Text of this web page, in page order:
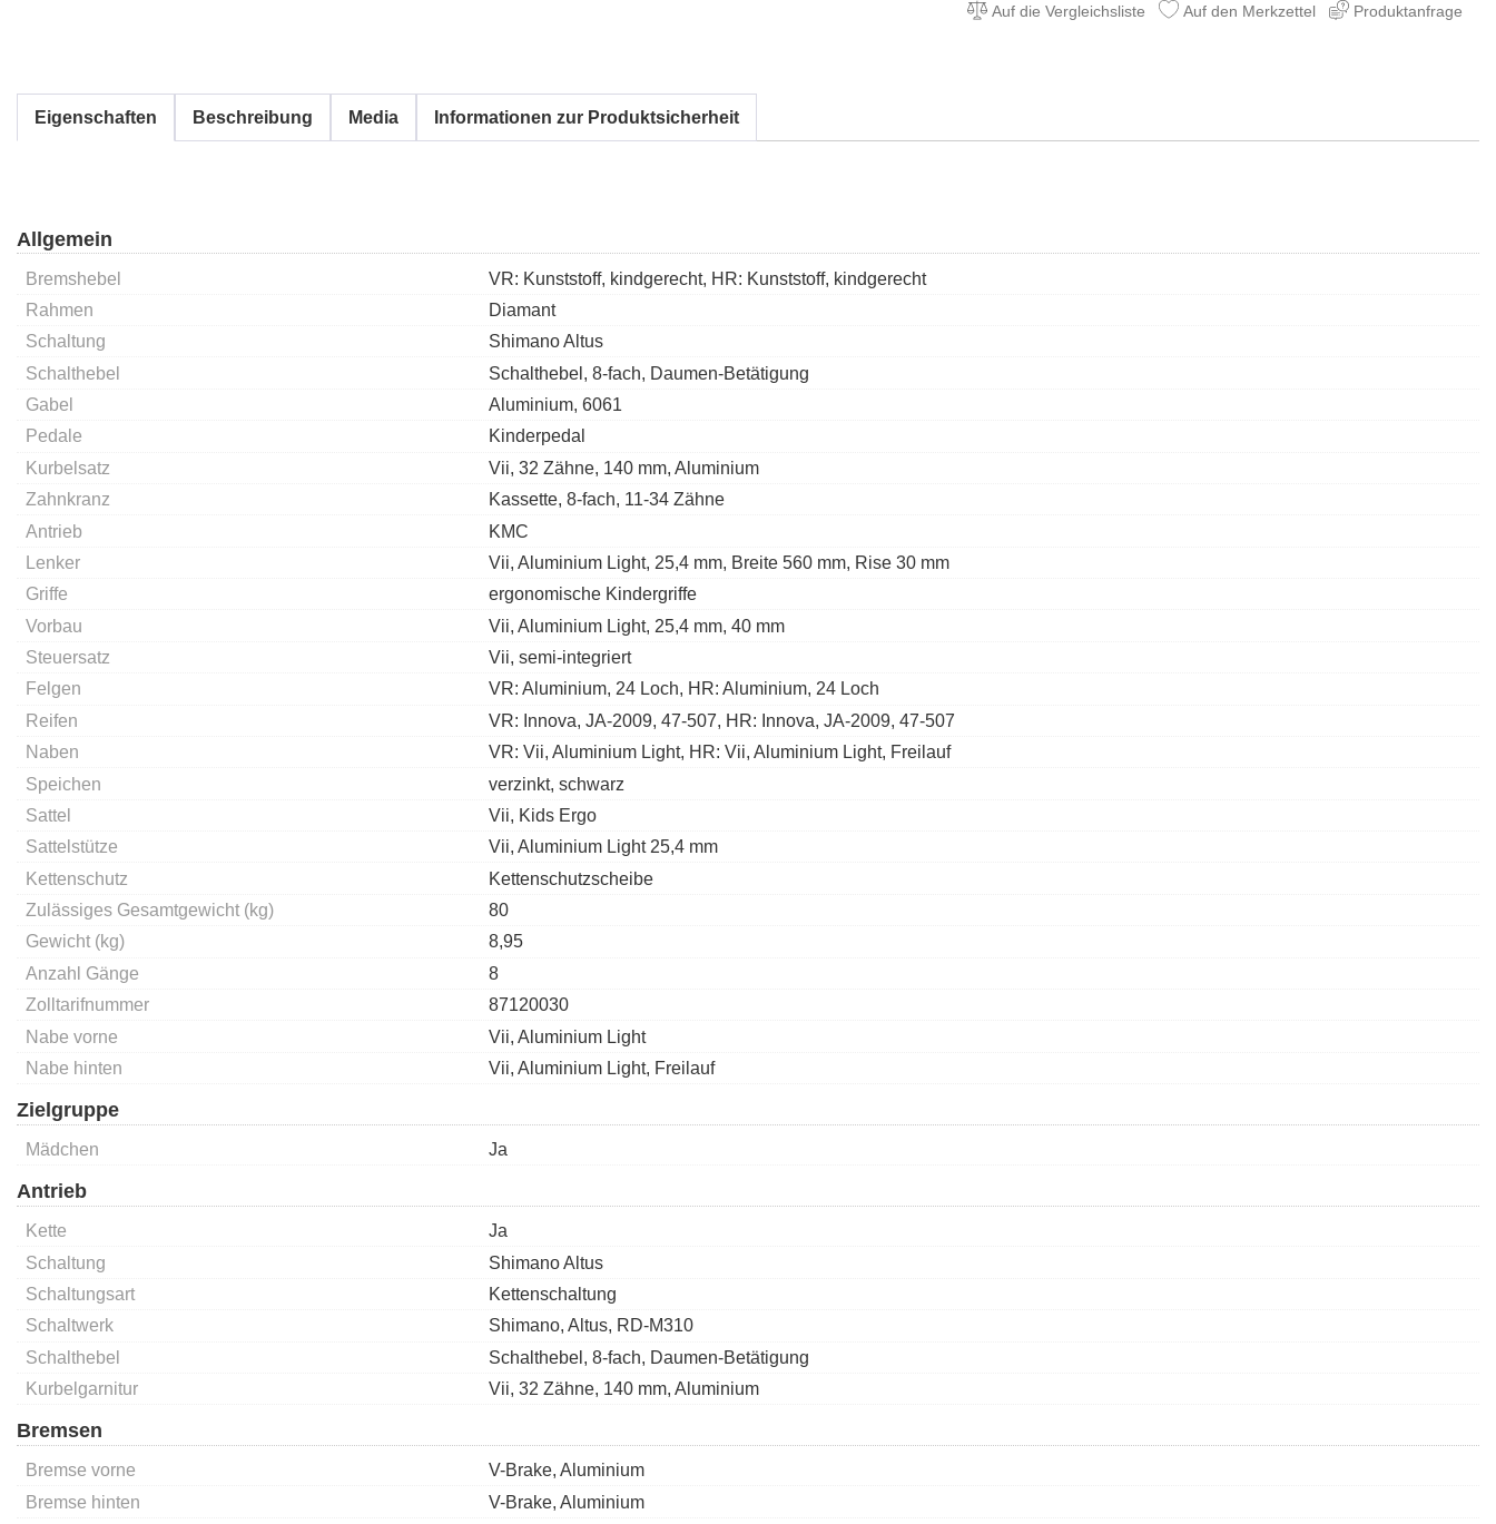
Auf die Vergleichsliste Auf den Merkzettel Produktanfrage
Eigenschaften Beschreibung Media Informationen zur Produktsicherheit
Allgemein
Bremshebel
VR: Kunststoff, kindgerecht, HR: Kunststoff, kindgerecht
Rahmen
Diamant
Schaltung
Shimano Altus
Schalthebel
Schalthebel, 8-fach, Daumen-Betätigung
Gabel
Aluminium, 6061
Pedale
Kinderpedal
Kurbelsatz
Vii, 32 Zähne, 140 mm, Aluminium
Zahnkranz
Kassette, 8-fach, 11-34 Zähne
Antrieb
KMC
Lenker
Vii, Aluminium Light, 25,4 mm, Breite 560 mm, Rise 30 mm
Griffe
ergonomische Kindergriffe
Vorbau
Vii, Aluminium Light, 25,4 mm, 40 mm
Steuersatz
Vii, semi-integriert
Felgen
VR: Aluminium, 24 Loch, HR: Aluminium, 24 Loch
Reifen
VR: Innova, JA-2009, 47-507, HR: Innova, JA-2009, 47-507
Naben
VR: Vii, Aluminium Light, HR: Vii, Aluminium Light, Freilauf
Speichen
verzinkt, schwarz
Sattel
Vii, Kids Ergo
Sattelstütze
Vii, Aluminium Light 25,4 mm
Kettenschutz
Kettenschutzscheibe
Zulässiges Gesamtgewicht (kg)
80
Gewicht (kg)
8,95
Anzahl Gänge
8
Zolltarifnummer
87120030
Nabe vorne
Vii, Aluminium Light
Nabe hinten
Vii, Aluminium Light, Freilauf
Zielgruppe
Mädchen Ja
Antrieb
Kette
Ja
Schaltung
Shimano Altus
Schaltungsart
Kettenschaltung
Schaltwerk
Shimano, Altus, RD-M310
Schalthebel
Schalthebel, 8-fach, Daumen-Betätigung
Kurbelgarnitur
Vii, 32 Zähne, 140 mm, Aluminium
Bremsen
Bremse vorne
V-Brake, Aluminium
Bremse hinten
V-Brake, Aluminium